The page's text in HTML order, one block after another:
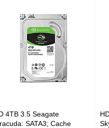
4TB 3.5 Seagate
SATA3; Cache